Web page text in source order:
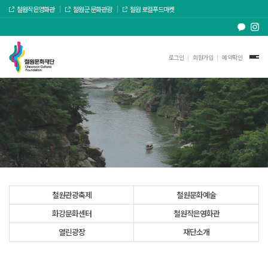
철원작은영화관 철원군 문화관광 철원 로컬푸드마켓
로그인 회원가입 예약확인
철원관광축제
철원문화예술
화강문화센터
철원작은영화관
열린광장
재단소개